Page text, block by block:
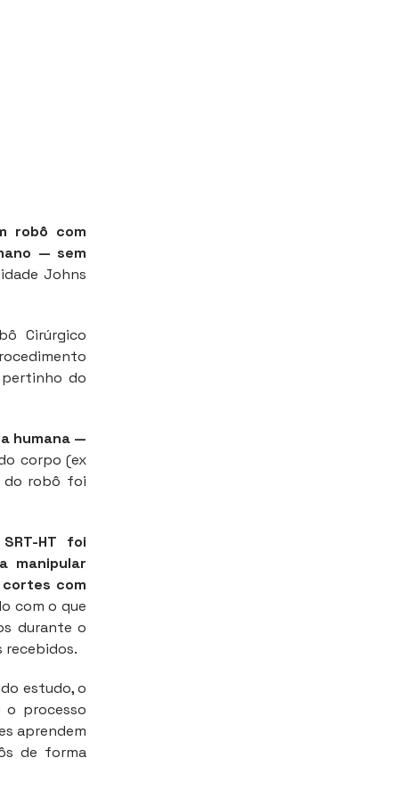
robô com
— sem
Johns
Cirúrgico
do
humana —
corpo (ex
do robô foi
HT foi
manipular
com
com o que
durante o
recebidos.
estudo, o
o processo
aprendem
de forma